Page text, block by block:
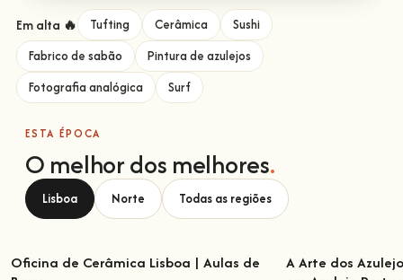
Em alta 🔥 Tufting Cerâmica
Sushi
Fabrico de sabão
Pintura de azulejos
Fotografia analógica
Surf
ESTA ÉPOCA
O melhor dos melhores.
Lisboa Norte Todas as regiões
Oficina de Cerâmica Lisboa | Aulas de
A Arte dos